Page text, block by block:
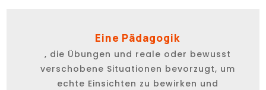
Eine Pädagogik
, die Übungen und reale oder bewusst
verschobene Situationen bevorzugt, um
echte Einsichten zu bewirken und